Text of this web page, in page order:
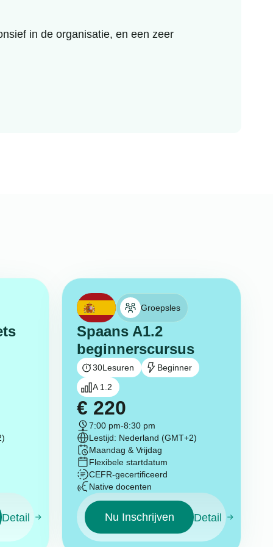
in de organisatie, en een zeer
Detail
Groepsles
Spaans A1.2
beginnerscursus
30Lesuren
Beginner
A 1.2
€ 220
7:00 pm-8:30 pm
Lestijd: Nederland (GMT+2)
Maandag & Vrijdag
Flexibele startdatum
CEFR-gecertificeerd
Native docenten
Nu Inschrijven Detail